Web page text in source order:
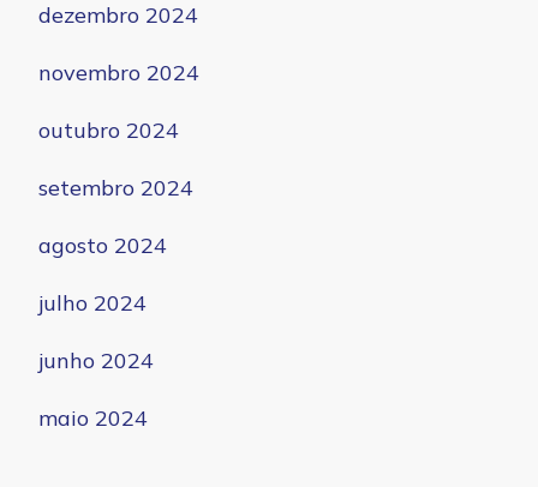
dezembro 2024
novembro 2024
outubro 2024
setembro 2024
agosto 2024
julho 2024
junho 2024
maio 2024